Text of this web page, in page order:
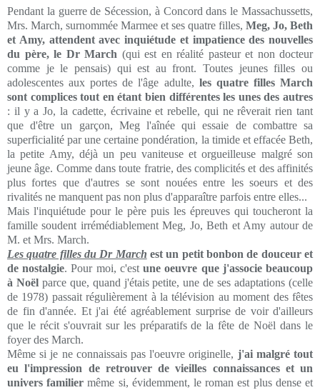
Pendant la guerre de Sécession, à Concord dans le Massachussetts,
Mrs. March, surnommée Marmee et ses quatre filles, Meg, Jo, Beth
et Amy, attendent avec inquiétude et impatience des nouvelles
du père, le Dr March (qui est en réalité pasteur et non docteur
comme je le pensais) qui est au front. Toutes jeunes filles ou
adolescentes aux portes de l'âge adulte, les quatre filles March
sont complices tout en étant bien différentes les unes des autres
: il y a Jo, la cadette, écrivaine et rebelle, qui ne rêverait rien tant
que d'être un garçon, Meg l'aînée qui essaie de combattre sa
superficialité par une certaine pondération, la timide et effacée Beth,
la petite Amy, déjà un peu vaniteuse et orgueilleuse malgré son
jeune âge. Comme dans toute fratrie, des complicités et des affinités
plus fortes que d'autres se sont nouées entre les soeurs et des
rivalités ne manquent pas non plus d'apparaître parfois entre elles...
Mais l'inquiétude pour le père puis les épreuves qui toucheront la
famille soudent irrémédiablement Meg, Jo, Beth et Amy autour de
M. et Mrs. March.
Les quatre filles du Dr March est un petit bonbon de douceur et
de nostalgie. Pour moi, c'estune oeuvre que j'associe beaucoup
à Noëlparce que, quand j'étais petite, une de ses adaptations (celle
de 1978) passait régulièrement à la télévision au moment des fêtes
de fin d'année. Et j'ai été agréablement surprise de voir d'ailleurs
que le récit s'ouvrait sur les préparatifs de la fête de Noël dans le
foyer des March.
Même si je ne connaissais pas l'oeuvre originelle, j'ai malgré tout
eu l'impression de retrouver de vieilles connaissances et un
univers familier même si, évidemment, le roman est plus dense et